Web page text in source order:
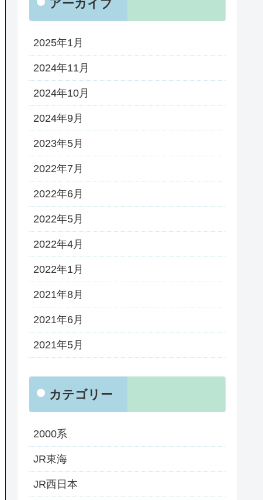
アーカイブ
2025年1月
2024年11月
2024年10月
2024年9月
2023年5月
2022年7月
2022年6月
2022年5月
2022年4月
2022年1月
2021年8月
2021年6月
2021年5月
カテゴリー
2000系
JR東海
JR西日本